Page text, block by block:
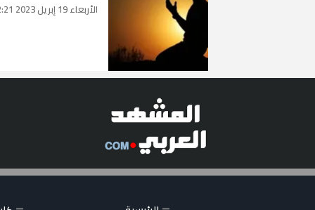
الأربعاء 19 إبريل 2023 13:12:21